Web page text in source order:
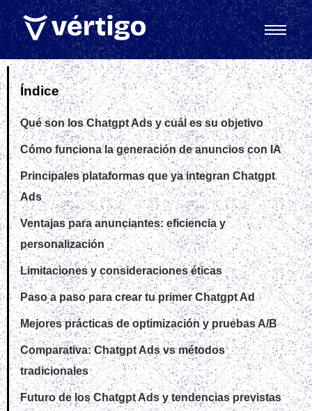
Índice
Qué son los Chatgpt Ads y cuál es su objetivo
Cómo funciona la generación de anuncios con IA
Principales plataformas que ya integran Chatgpt
Ads
Ventajas para anunciantes: eficiencia y
personalización
Limitaciones y consideraciones éticas
Paso a paso para crear tu primer Chatgpt Ad
Mejores prácticas de optimización y pruebas A/B
Comparativa: Chatgpt Ads vs métodos
tradicionales
Futuro de los Chatgpt Ads y tendencias previstas